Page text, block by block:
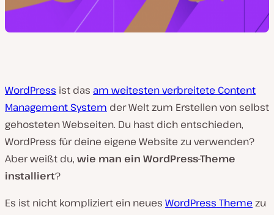
WordPress ist das am weitesten verbreitete Content
Management System der Welt zum Erstellen von selbst
gehosteten Webseiten. Du hast dich entschieden,
WordPress für deine eigene Website zu verwenden?
Aber weißt du, wie man ein WordPress-Theme
installiert?
Es ist nicht kompliziert ein neues WordPress Theme zu